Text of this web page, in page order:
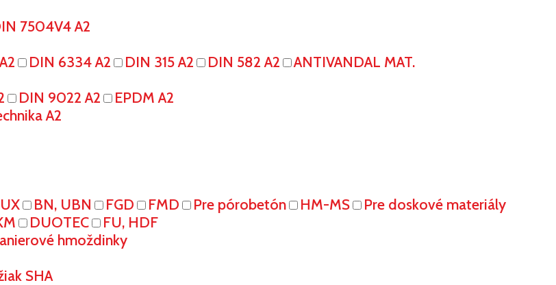
7504V4 A2
DIN 6334 A2 DIN 315 A2 DIN 582 A2
ANTIVANDAL MAT.
DIN 9022 A2
EPDM A2
A2
UX BN, UBN FGD FMD Pre pórobetón HM-MS
Pre doskové materiály
DUOTEC
FU, HDF
hmoždinky
SHA